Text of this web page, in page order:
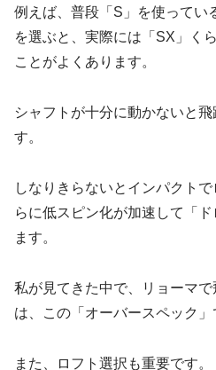
例えば、普段「S」を使ってい
を選ぶと、実際には「SX」く
ことがよくあります。
シャフトが十分に動かないと
す。
しなりきらないとインパクト
らに低スピン化が加速して「
ます。
私が見てきた中で、リョーマ
は、この 「オーバースペック」
また、ロフト選択も重要です。